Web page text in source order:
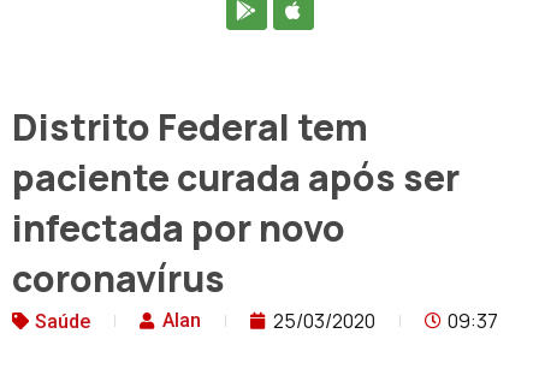
Distrito Federal tem
paciente curada após ser
infectada por novo
coronavírus
Saúde Alan 25/03/2020 09:37